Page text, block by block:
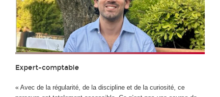
Expert-comptable
« Avec de la régularité, de la discipline et de la curiosité, ce